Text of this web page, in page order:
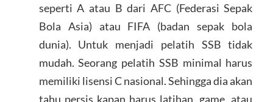
seperti A atau B dari AFC (Federasi Sepak
Bola Asia) atau FIFA (badan sepak bola
dunia). Untuk menjadi pelatih SSB tidak
mudah. Seorang pelatih SSB minimal harus
memiliki lisensi C nasional. Sehingga dia akan
tahu persis kapan harus latihan, game, atau